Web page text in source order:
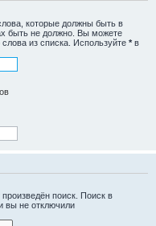
которые должны быть в
быть не должно. Вы можете
из списка. Используйте * в
поиск. Поиск в
вы не отключили